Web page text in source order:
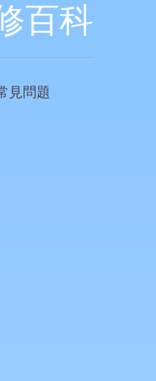
百科
見問題